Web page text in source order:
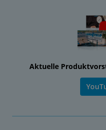
Aktuelle